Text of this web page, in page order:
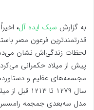
به گزارش سبک ایده آل،
قدرتمندترین فرعون مصر
لحظات زندگی‌اش نشان
پیش از میلاد حکمرانی
مجسمه‌های عظیم و
سال ۱۲۷۹ تا
مدل سه‌بعدی جمجمه